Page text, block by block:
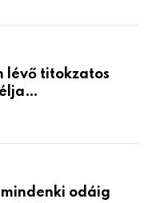
lévő titokzatos
odáig